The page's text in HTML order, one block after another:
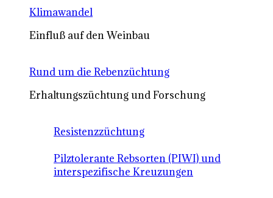
Klimawandel
Einfluß auf den Weinbau
Rund um die Rebenzüchtung
Erhaltungszüchtung und Forschung
Resistenzzüchtung
Pilztolerante Rebsorten (PIWI) und
interspezifische Kreuzungen